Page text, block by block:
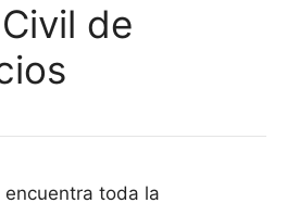
de
toda la